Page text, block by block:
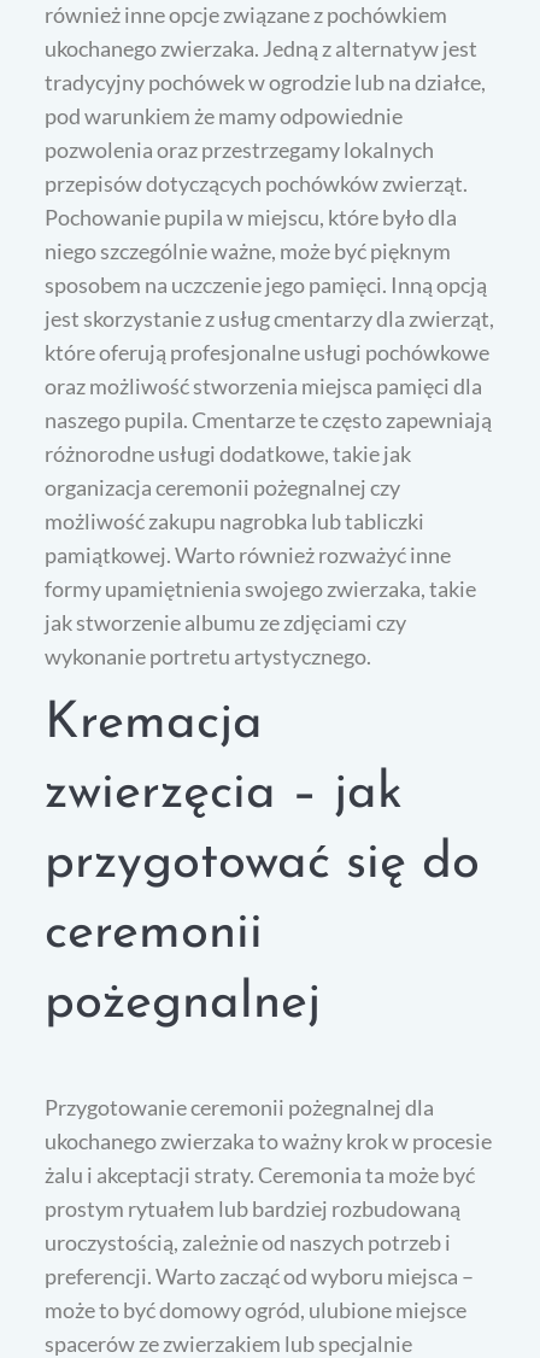
również inne opcje związane z pochówkiem
ukochanego zwierzaka. Jedną z alternatyw jest
tradycyjny pochówek w ogrodzie lub na działce,
pod warunkiem że mamy odpowiednie
pozwolenia oraz przestrzegamy lokalnych
przepisów dotyczących pochówków zwierząt.
Pochowanie pupila w miejscu, które było dla
niego szczególnie ważne, może być pięknym
sposobem na uczczenie jego pamięci. Inną opcją
jest skorzystanie z usług cmentarzy dla zwierząt,
które oferują profesjonalne usługi pochówkowe
oraz możliwość stworzenia miejsca pamięci dla
naszego pupila. Cmentarze te często zapewniają
różnorodne usługi dodatkowe, takie jak
organizacja ceremonii pożegnalnej czy
możliwość zakupu nagrobka lub tabliczki
pamiątkowej. Warto również rozważyć inne
formy upamiętnienia swojego zwierzaka, takie
jak stworzenie albumu ze zdjęciami czy
wykonanie portretu artystycznego.
Kremacja
zwierzęcia – jak
przygotować się do
ceremonii
pożegnalnej
Przygotowanie ceremonii pożegnalnej dla
ukochanego zwierzaka to ważny krok w procesie
żalu i akceptacji straty. Ceremonia ta może być
prostym rytuałem lub bardziej rozbudowaną
uroczystością, zależnie od naszych potrzeb i
preferencji. Warto zacząć od wyboru miejsca –
może to być domowy ogród, ulubione miejsce
spacerów ze zwierzakiem lub specjalnie